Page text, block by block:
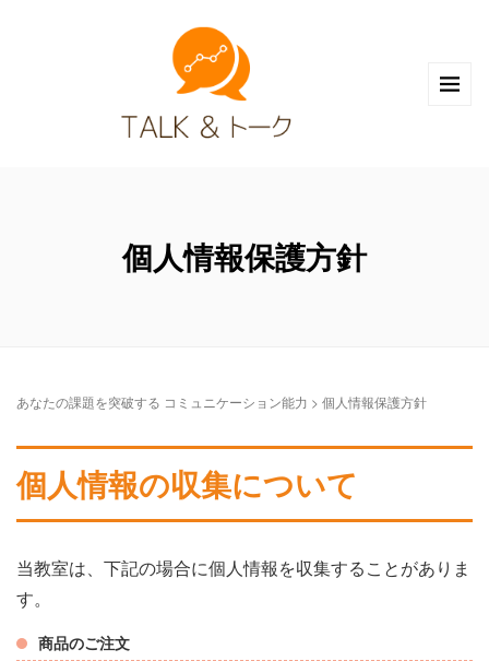
個人情報保護方針
あなたの課題を突破する コミュニケーション能力 > 個人情報保護方針
個人情報の収集について
当教室は、下記の場合に個人情報を収集することがありま
す。
商品のご注文